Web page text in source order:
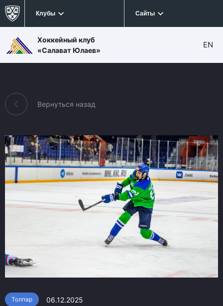
Клубы Сайты
Хоккейный клуб
«Салават Юлаев»
EN
Вернуться назад
Толпар 06.12.2025